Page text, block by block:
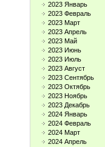
2023 Январь
2023 Февраль
2023 Март
2023 Апрель
2023 Май
2023 Июнь
2023 Июль
2023 Август
2023 Сентябрь
2023 Октябрь
2023 Ноябрь
2023 Декабрь
2024 Январь
2024 Февраль
2024 Март
2024 Апрель